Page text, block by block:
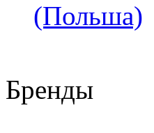
(Польша)
Бренды